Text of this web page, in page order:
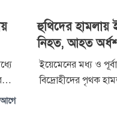
এ
আগে
হুথিদের হামলায়
নিহত, আহত
ইয়েমেনের মধ্য ও
বিদ্রোহীদের পৃথক
বাহিনীর অন্তত ৩০